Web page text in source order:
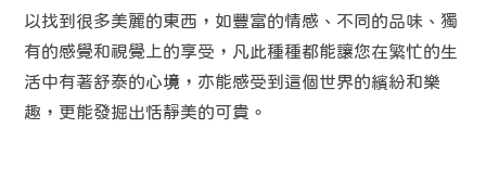
以找到很多美麗的東西，如豐富的情感、不同的品味、獨
有的感覺和視覺上的享受，凡此種種都能讓您在繁忙的生
活中有著舒泰的心境，亦能感受到這個世界的繽紛和樂
趣，更能發掘出恬靜美的可貴。